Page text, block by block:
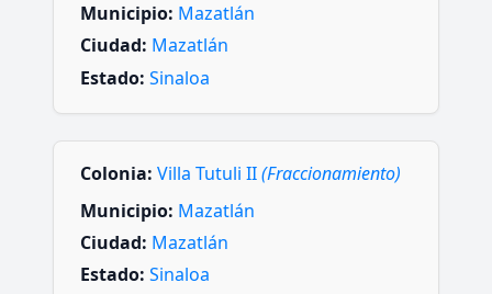
Municipio: Mazatlán
Ciudad: Mazatlán
Estado: Sinaloa
Colonia: Villa Tutuli II(Fraccionamiento)
Municipio: Mazatlán
Ciudad: Mazatlán
Estado: Sinaloa